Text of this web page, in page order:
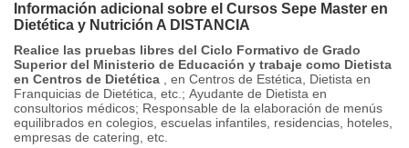
Información adicional sobre el Cursos Sepe Master en
Dietética y Nutrición A DISTANCIA
Realice las pruebas libres del Ciclo Formativo de Grado
Superior del Ministerio de Educación y trabaje como Dietista
en Centros de Dietética , en Centros de Estética, Dietista en
Franquicias de Dietética, etc.; Ayudante de Dietista en
consultorios médicos; Responsable de la elaboración de menús
equilibrados en colegios, escuelas infantiles, residencias, hoteles,
empresas de catering, etc.